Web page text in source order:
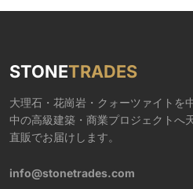
STONETRADES
大理石・花崗岩・クォーツァイトを
中の高級建築・商業プロジェクトへ
直販でお届けします。
info@stonetrades.com